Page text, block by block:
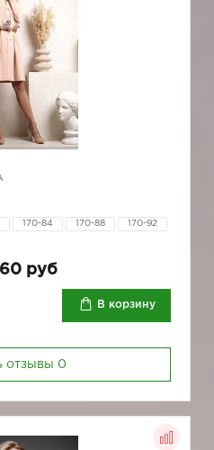
170-84 170-88 170-92
руб
В корзину
отзывы 0